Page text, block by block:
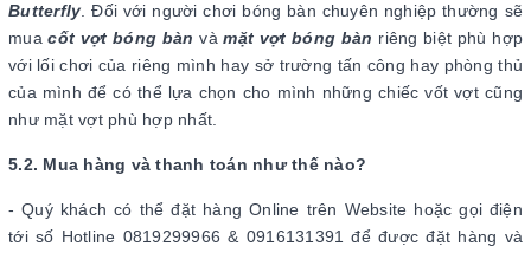
Butterfly . Đối với người chơi bóng bàn chuyên nghiệp thường sẽ
muacốt vợt bóng bàn vàmặt vợt bóng bàn riêng biệt phù hợp
với lối chơi của riêng mình hay sở trường tấn công hay phòng thủ
của mình để có thể lựa chọn cho mình những chiếc vốt vợt cũng
như mặt vợt phù hợp nhất.
5.2. Mua hàng và thanh toán như thế nào?
- Quý khách có thể đặt hàng Online trên Website hoặc gọi điện
tới số Hotline 0819299966 & 0916131391 để được đặt hàng và